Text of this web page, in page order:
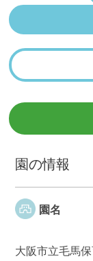
園の情報
園名
大阪市立毛馬